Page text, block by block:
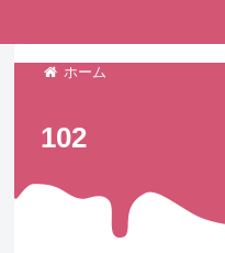
ホーム
102